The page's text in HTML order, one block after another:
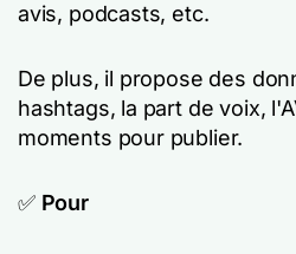
avis, podcasts, etc.
De plus, il propose des
hashtags, la part de voix,
moments pour publier.
✅ Pour